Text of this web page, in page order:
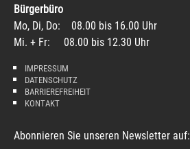
Bürgerbüro
Mo, Di, Do: 08.00 bis 16.00 Uhr
Mi. + Fr: 08.00 bis 12.30 Uhr
IMPRESSUM
DATENSCHUTZ
BARRIEREFREIHEIT
KONTAKT
Abonnieren Sie unseren Newsletter auf: